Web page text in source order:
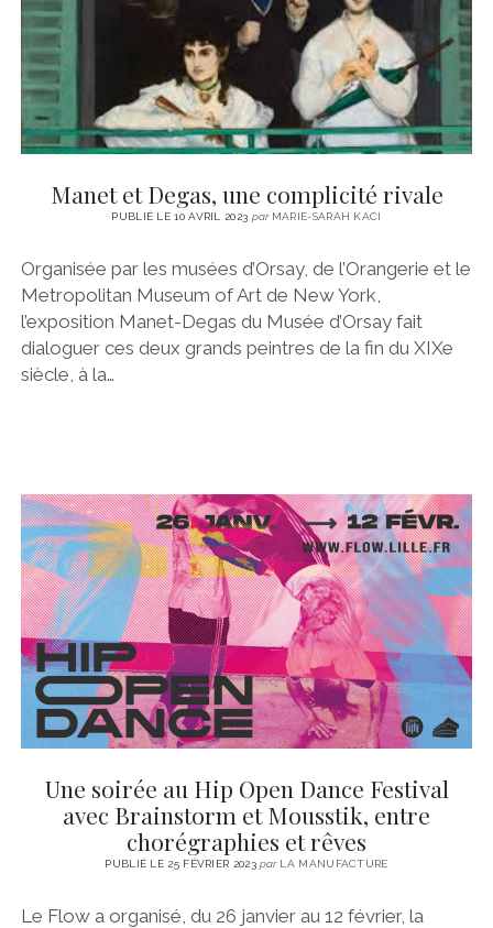
Manet et Degas, une complicité rivale
PUBLIÉ LE 10 AVRIL 2023 parMARIE-SARAH KACI
Organisée par les musées d’Orsay, de l’Orangerie et le
Metropolitan Museum of Art de New York,
l’exposition Manet-Degas du Musée d’Orsay fait
dialoguer ces deux grands peintres de la fin du XIXe
siècle, à la…
Une soirée au Hip Open Dance Festival
avec Brainstorm et Mousstik, entre
chorégraphies et rêves
PUBLIÉ LE 25 FÉVRIER 2023parLA MANUFACTURE
Le Flow a organisé, du 26 janvier au 12 février, la